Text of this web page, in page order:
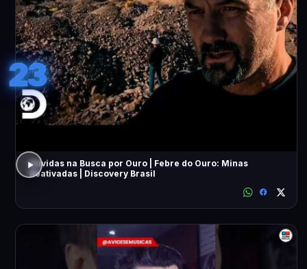
23
Dúvidas na Busca por Ouro | Febre do Ouro: Minas
Reativadas | Discovery Brasil